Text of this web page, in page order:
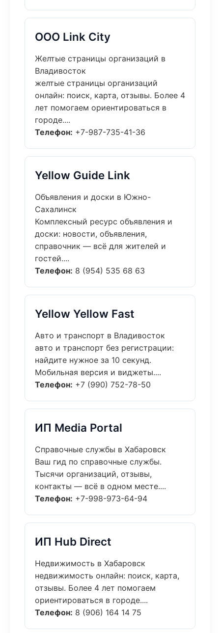
ООО Link City
Желтые страницы организаций в
Владивосток
желтые страницы организаций
онлайн: поиск, карта, отзывы. Более 4
лет помогаем ориентироваться в
городе....
Телефон: +7-987-735-41-36
Yellow Guide Link
Объявления и доски в Южно-
Сахалинск
Комплексный ресурс объявления и
доски: новости, объявления,
справочник — всё для жителей и
гостей....
Телефон: 8 (954) 535 68 63
Yellow Yellow Fast
Авто и транспорт в Владивосток
авто и транспорт без регистрации:
найдите нужное за 10 секунд.
Мобильная версия и виджеты....
Телефон: +7 (990) 752-78-50
ИП Media Portal
Справочные службы в Хабаровск
Ваш гид по справочные службы.
Тысячи организаций, отзывы,
контакты — всё в одном месте....
Телефон: +7-998-973-64-94
ИП Hub Direct
Недвижимость в Хабаровск
недвижимость онлайн: поиск, карта,
отзывы. Более 4 лет помогаем
ориентироваться в городе....
Телефон: 8 (906) 164 14 75